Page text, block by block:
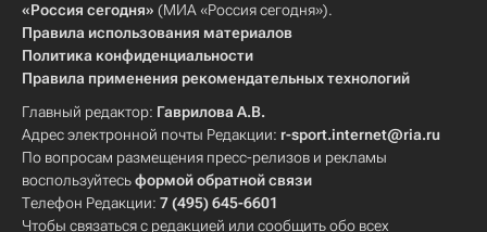
«Россия сегодня» (МИА «Россия сегодня»).
Правила использования материалов
Политика конфиденциальности
Правила применения рекомендательных технологий
Главный редактор: Гаврилова А.В.
Адрес электронной почты Редакции: r-sport.internet@ria.ru
По вопросам размещения пресс-релизов и рекламы
воспользуйтесьформой обратной связи
Телефон Редакции: 7 (495) 645-6601
Чтобы связаться с редакцией или сообщить обо всех